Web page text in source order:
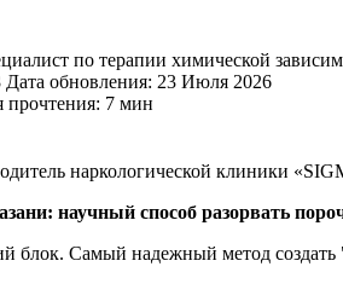
по терапии химической
Дата обновления: 23 Июля 2026
прочтения: 7 мин
наркологической клиники
научный способ разорвать
блок. Самый надежный метод создать